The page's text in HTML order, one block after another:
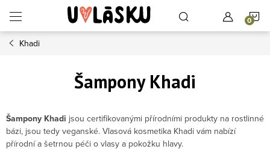
Khadi
Šampony Khadi
Šampony Khadi jsou certifikovanými přírodními produkty na rostlinné
bázi, jsou tedy veganské. Vlasová kosmetika Khadi vám nabízí
přírodní a šetrnou péči o vlasy a pokožku hlavy.